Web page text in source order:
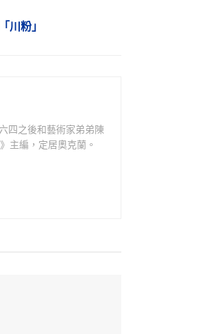
川粉」
四之後和藝術家弟弟陳
主編，定居奧克蘭。